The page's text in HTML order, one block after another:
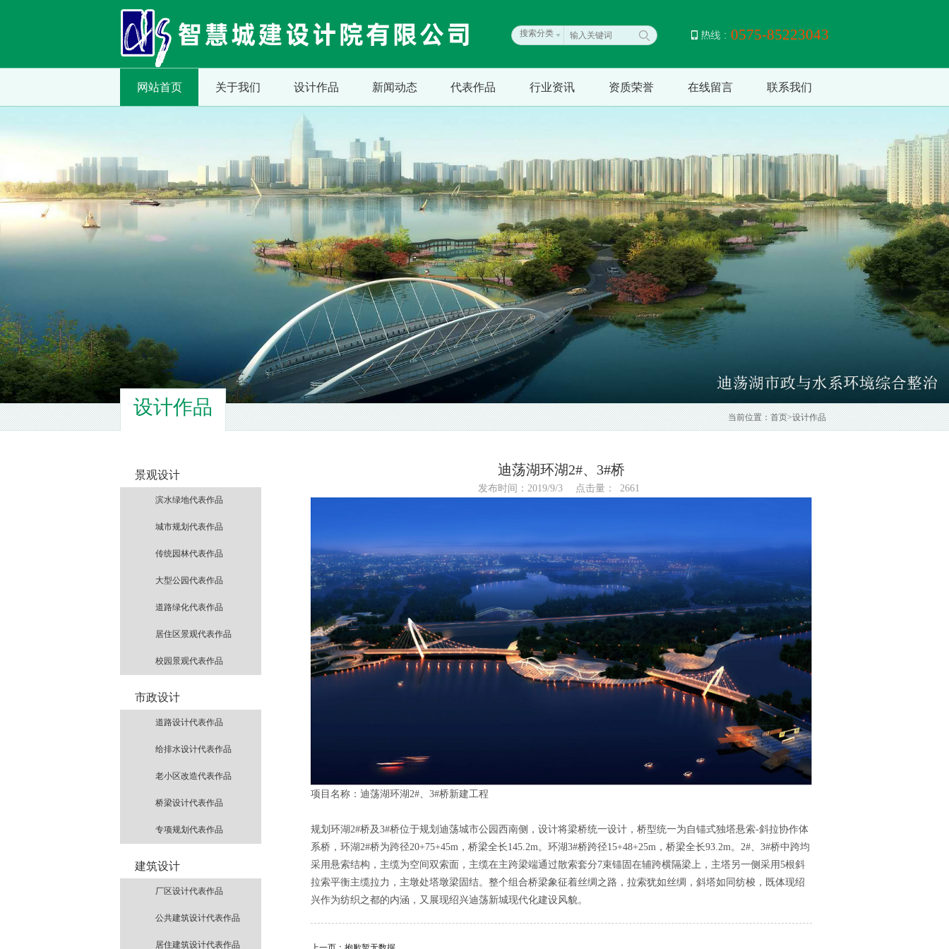
0575-85223043
搜索分类
网站首页 关于我们 设计作品 新闻动态 代表作品 行业资讯 资质荣誉 在线留言 联系我们
设计作品
景观设计
滨水绿地代表作品
城市规划代表作品
传统园林代表作品
大型公园代表作品
道路绿化代表作品
居住区景观代表作品
校园景观代表作品
市政设计
道路设计代表作品
给排水设计代表作品
老小区改造代表作品
桥梁设计代表作品
专项规划代表作品
建筑设计
厂区设计代表作品
公共建筑设计代表作品
居住建筑设计代表作品
当前位置： 首页>设计作品
迪荡湖环湖2#、3#桥
发布时间：2019/9/3 点击量： 2661
项目名称：迪荡湖环湖2#、3#桥新建工程
规划环湖2#桥及3#桥位于规划迪荡城市公园西南侧，设计将梁桥统一设计，桥型统一为自锚式独塔悬索-斜拉协作体
系桥，环湖2#桥为跨径20+75+45m，桥梁全长145.2m。环湖3#桥跨径15+48+25m，桥梁全长93.2m。2#、3#桥中跨均
采用悬索结构，主缆为空间双索面，主缆在主跨梁端通过散索套分7束锚固在辅跨横隔梁上，主塔另一侧采用5根斜
拉索平衡主缆拉力，主墩处塔墩梁固结。整个组合桥梁象征着丝绸之路，拉索犹如丝绸，斜塔如同纺梭，既体现绍
兴作为纺织之都的内涵，又展现绍兴迪荡新城现代化建设风貌。